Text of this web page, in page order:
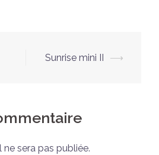
Sunrise mini II ⟶
sera pas publiée.